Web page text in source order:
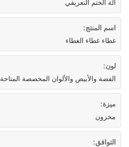
آلة الختم التعريفي
اسم المنتج:
غطاء غطاء الغطاء
لون:
الفضة والأبيض والألوان المخصصة المتاحة
ميزة:
مخزون
التوافق: